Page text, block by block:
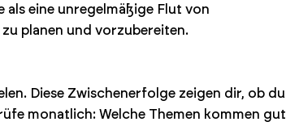
eine unregelmäßige Flut von
planen und vorzubereiten.
Diese Zwischenerfolge zeigen dir, ob du
monatlich: Welche Themen kommen gut